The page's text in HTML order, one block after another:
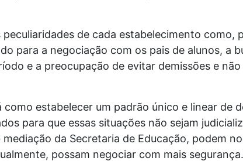
de cada estabelecimento como,
para a negociação com os pais de alunos, a
e a preocupação de evitar demissões e
estabelecer um padrão único e linear de
para que essas situações não sejam
da Secretaria de Educação, podem
possam negociar com mais segurança.